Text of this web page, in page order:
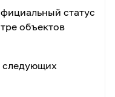
. Не разрешается
и
на ребенка
статус
объектов
следующих